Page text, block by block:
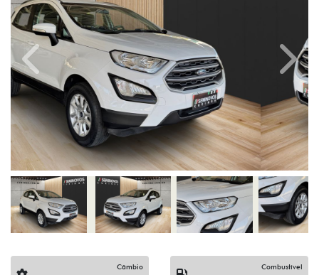
Previous Next
Câmbio Combustível